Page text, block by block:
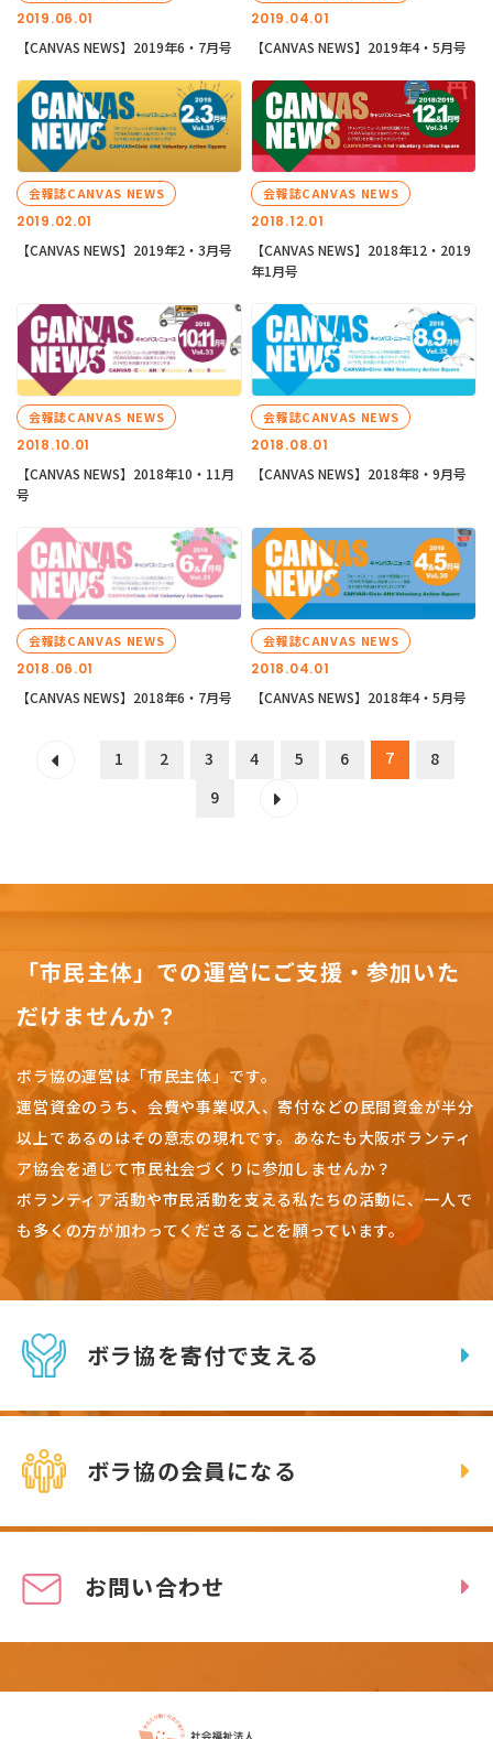
2019.06.01
【CANVAS NEWS】2019年6・7月号
2019.04.01
【CANVAS NEWS】2019年4・5月号
2019.02.01
会報誌CANVAS NEWS
【CANVAS NEWS】2019年2・3月号
2018.12.01
会報誌CANVAS NEWS
【CANVAS NEWS】2018年12・2019
年1月号
2018.10.01
会報誌CANVAS NEWS
【CANVAS NEWS】2018年10・11月
号
2018.08.01
会報誌CANVAS NEWS
【CANVAS NEWS】2018年8・9月号
2018.06.01
会報誌CANVAS NEWS
【CANVAS NEWS】2018年6・7月号
2018.04.01
会報誌CANVAS NEWS
【CANVAS NEWS】2018年4・5月号
1 2 3 4 5 6 7
8
9
「市民主体」での運営にご支援・参加いた
だけませんか？
ボラ協の運営は「市民主体」です。
運営資金のうち、会費や事業収入、寄付などの民間資金が半分
以上であるのはその意志の現れです。 あなたも大阪ボランティ
ア協会を通じて市民社会づくりに参加しませんか？
ボランティア活動や市民活動を支える私たちの活動に、一人で
も多くの方が加わってくださることを願っています。
ボラ協を寄付で支える
ボラ協の会員になる
お問い合わせ